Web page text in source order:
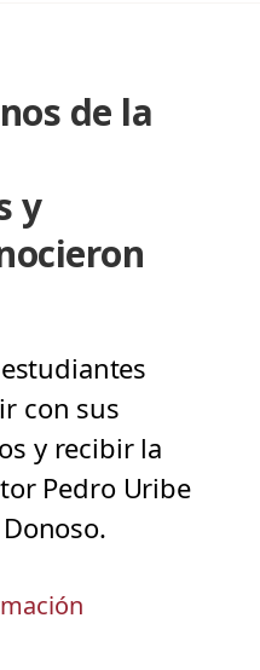
de la
y
con sus
y recibir la
Pedro Uribe